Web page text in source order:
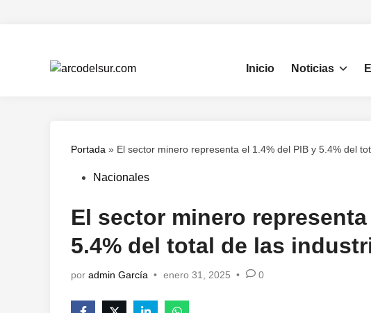
Inicio Noticias
Portada » El sector minero representa el 1.4% del PIB y 5.4% del
Publicado
Nacionales
El sector minero
5.4% del total de las
por admin García • enero 31, 2025 • 0